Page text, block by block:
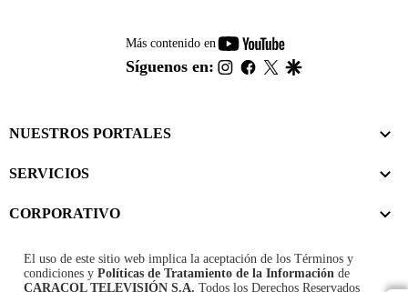
Más contenido en
youtube-
footer
Síguenos en: instagram
facebook
twitter
NUESTROS PORTALES
SERVICIOS
CORPORATIVO
El uso de este sitio web implica la aceptación de los Términos y
condiciones y Políticas de Tratamiento de la Información de
CARACOL TELEVISIÓN S.A. Todos los Derechos Reservados